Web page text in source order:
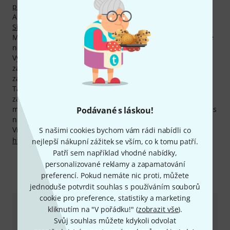
Podávané s láskou!
S našimi cookies bychom vám rádi nabídli co
nejlepší nákupní zážitek se vším, co k tomu patří.
Patří sem například vhodné nabídky,
personalizované reklamy a zapamatování
preferencí. Pokud nemáte nic proti, můžete
jednoduše potvrdit souhlas s používáním souborů
cookie pro preference, statistiky a marketing
kliknutím na "V pořádku!" (zobrazit vše).
Svůj souhlas můžete kdykoli odvolat
pro akustické kytary
Levoruké westernové kytary
Aktuální bestseller se nazýváMaton EMD/6 Diesel
Signature /w Case
. Nejprodávanějším produktem značky
Maton je
Maton Feedback Buster 808. Už jsme prodali více
než 3.000 ks.
Výrobce poskytuje na všechny produkty Maton 2-letou
záruku. My tuto záruku rozšiřujeme a poskytujeme našim
zákazníkům plné tři roky záruky.
Také na produkty Maton Vám poskytujeme naši 30denní
záruku vrácení peněz, 3letou záruku firmy Thomann a
mnoho dalších služeb, jako kompententní odborníky, servis
na místě, financování a mnoho dalšího.
Více informací o výrobci najdete zde:
http://www.maton.com.au/
Kontaktujte nás
Zákaznický servis - Česko